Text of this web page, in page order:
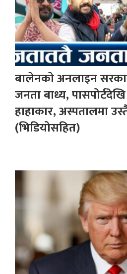
बालेनको अनलाइन
जनता बाध्य,
हाहाकार, अस्पतालमा
(भिडियोसहित)